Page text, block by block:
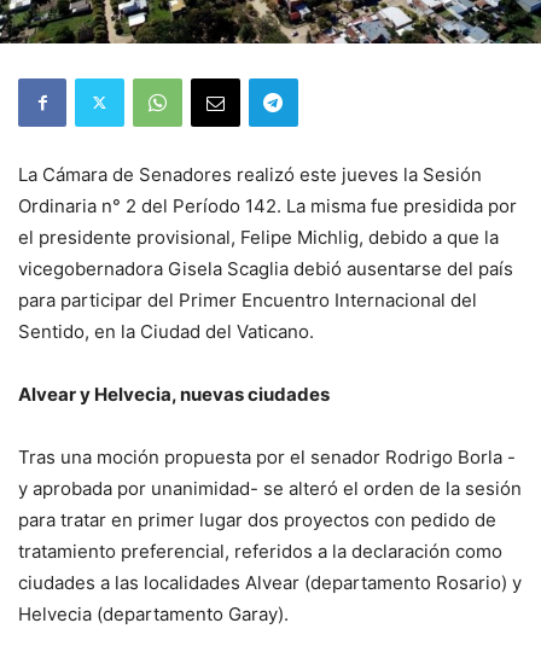
La Cámara de Senadores realizó este jueves la Sesión
Ordinaria n° 2 del Período 142. La misma fue presidida por
el presidente provisional, Felipe Michlig, debido a que la
vicegobernadora Gisela Scaglia debió ausentarse del país
para participar del Primer Encuentro Internacional del
Sentido, en la Ciudad del Vaticano.
Alvear y Helvecia, nuevas ciudades
Tras una moción propuesta por el senador Rodrigo Borla -
y aprobada por unanimidad- se alteró el orden de la sesión
para tratar en primer lugar dos proyectos con pedido de
tratamiento preferencial, referidos a la declaración como
ciudades a las localidades Alvear (departamento Rosario) y
Helvecia (departamento Garay).